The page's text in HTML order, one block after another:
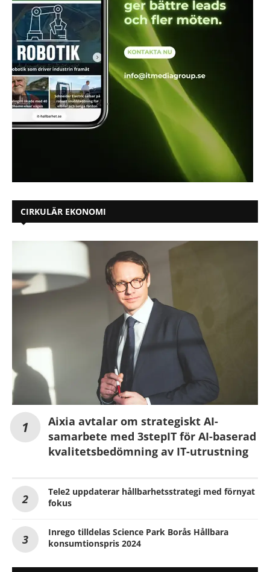
CIRKULÄR EKONOMI
Aixia avtalar om strategiskt AI-
samarbete med 3stepIT för AI-baserad
kvalitetsbedömning av IT-utrustning
Tele2 uppdaterar hållbarhetsstrategi med förnyat
fokus
Inrego tilldelas Science Park Borås Hållbara
konsumtionspris 2024